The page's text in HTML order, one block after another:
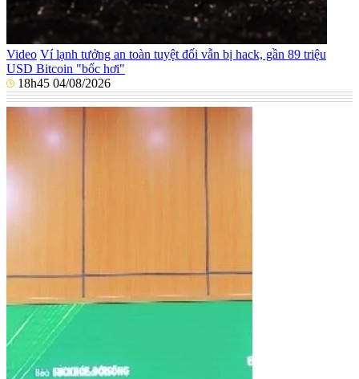
Video Ví lạnh tưởng an toàn tuyệt đối vẫn bị hack, gần 89 triệu
USD Bitcoin "bốc hơi"
18h45 04/08/2026